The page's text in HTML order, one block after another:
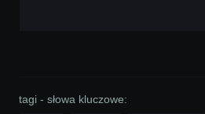
tagi - słowa kluczowe: